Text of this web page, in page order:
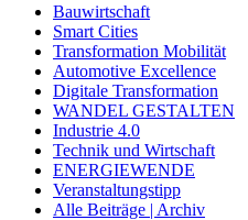
Bauwirtschaft
Smart Cities
Transformation Mobilität
Automotive Excellence
Digitale Transformation
WANDEL GESTALTEN
Industrie 4.0
Technik und Wirtschaft
ENERGIEWENDE
Veranstaltungstipp
Alle Beiträge | Archiv